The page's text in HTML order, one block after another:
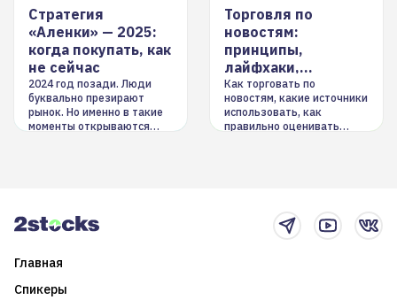
Стратегия
«Аленки» — 2025:
когда покупать, как
не сейчас
2024 год позади. Люди
буквально презирают
рынок. Но именно в такие
моменты открываются
Торговля по
новостям:
принципы,
лайфхаки,
инструменты
Как торговать по
новостям, какие источники
использовать, как
правильно оценивать
Главная
Спикеры